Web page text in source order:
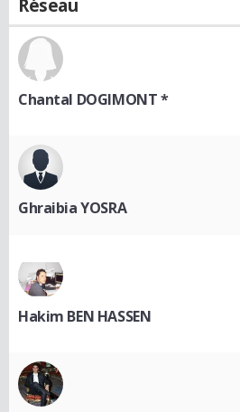
Réseau
Chantal DOGIMONT *
Ghraibia YOSRA
Hakim BEN HASSEN